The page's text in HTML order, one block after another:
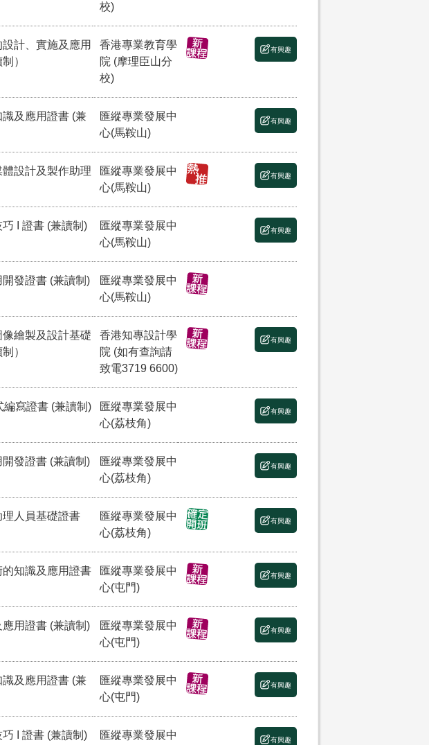
校)
設計、實施及應用
）
香港專業教育學
院 (摩理臣山分
校)
有興趣
識及應用證書 (兼
匯縱專業發展中
心(馬鞍山)
有興趣
設計及製作助理
匯縱專業發展中
心(馬鞍山)
有興趣
I 證書 (兼讀制)
匯縱專業發展中
心(馬鞍山)
有興趣
開發證書 (兼讀制)
匯縱專業發展中
心(馬鞍山)
繪製及設計基礎
）
香港知專設計學
院 (如有查詢請
致電3719 6600)
有興趣
編寫證書 (兼讀制)
匯縱專業發展中
心(荔枝角)
有興趣
開發證書 (兼讀制)
匯縱專業發展中
心(荔枝角)
有興趣
理人員基礎證書
匯縱專業發展中
心(荔枝角)
有興趣
的知識及應用證書
匯縱專業發展中
心(屯門)
有興趣
用證書 (兼讀制)
匯縱專業發展中
心(屯門)
有興趣
識及應用證書 (兼
匯縱專業發展中
心(屯門)
有興趣
I 證書 (兼讀制) 匯縱專業發展中 有興趣